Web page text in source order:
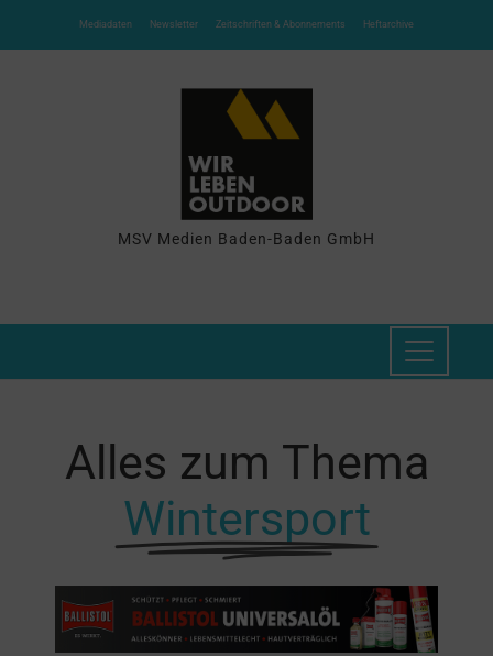
Mediadaten Newsletter Zeitschriften & Abonnements Heftarchive
MSV Medien Baden-Baden GmbH
Alles zum Thema
Wintersport